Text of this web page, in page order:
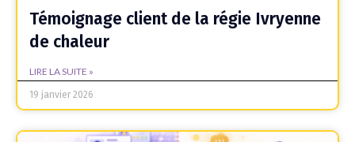
Témoignage client de la régie Ivryenne
de chaleur
LIRE LA SUITE »
19 janvier 2026